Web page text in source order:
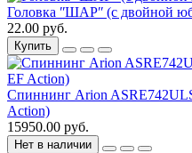
Головка ʺШАРʺ (с двойной
22.00 руб.
Купить
Спиннинг Arion
Action)
15950.00 руб.
Нет в наличии